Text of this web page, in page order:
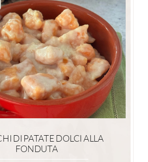
DI PATATE DOLCI ALLA
FONDUTA